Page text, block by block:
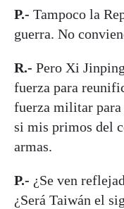
P.- Tampoco la
guerra. No
R.- Pero Xi
fuerza para
fuerza militar para
si mis primos del
armas.
P.- ¿Se ven
¿Será Taiwán el